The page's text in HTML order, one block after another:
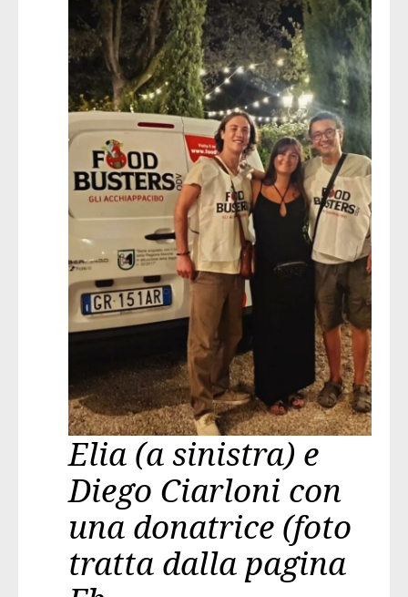
Elia (a sinistra) e
Diego Ciarloni con
una donatrice (foto
tratta dalla pagina